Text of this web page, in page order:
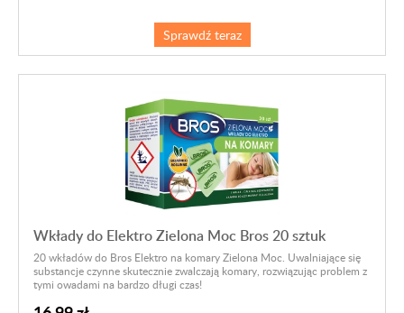
Sprawdź teraz
Wkłady do Elektro Zielona Moc Bros 20 sztuk
20 wkładów do Bros Elektro na komary Zielona Moc. Uwalniające się
substancje czynne skutecznie zwalczają komary, rozwiązując problem z
tymi owadami na bardzo długi czas!